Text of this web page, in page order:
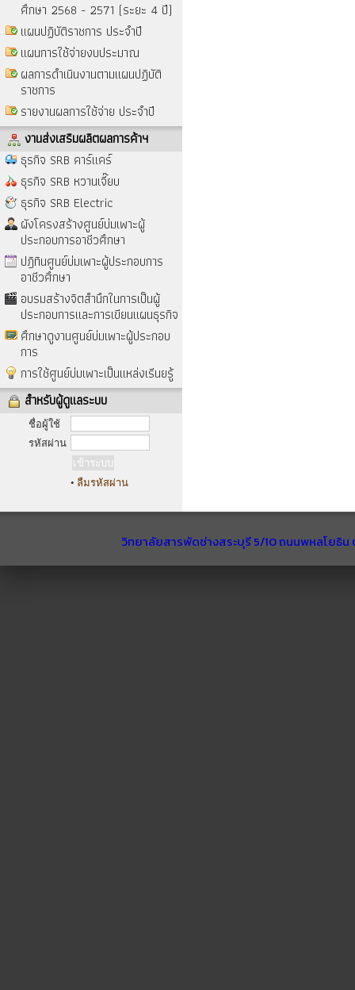
ศึกษา 2568 - 2571 (ระยะ 4 ปี)
แผนปฏิบัติราชการ ประจำปี
แผนการใช้จ่ายงบประมาณ
ผลการดำเนินงานตามแผนปฏิบัติ
ราชการ
รายงานผลการใช้จ่าย ประจำปี
งานส่งเสริมผลิตผลการค้าฯ
ธุรกิจ SRB คาร์แคร์
ธุรกิจ SRB หวานเจี๊ยบ
ธุรกิจ SRB Electric
ผังโครงสร้างศูนย์บ่มเพาะผู้
ประกอบการอาชีวศึกษา
ปฎิทินศูนย์บ่มเพาะผู้ประกอบการ
อาชีวศึกษา
อบรมสร้างจิตสำนึกในการเป็นผู้
ประกอบการและการเขียนแผนธุรกิจ
ศึกษาดูงานศูนย์บ่มเพาะผู้ประกอบ
การ
การใช้ศูนย์บ่มเพาะเป็นแหล่งเรีนยรู้
สำหรับผู้ดูแลระบบ
ชื่อผู้ใช้
รหัสผ่าน
• ลืมรหัสผ่าน
วิทยาลัยสารพัดช่างสระบุรี 5/10 ถนนพหลโยธิ